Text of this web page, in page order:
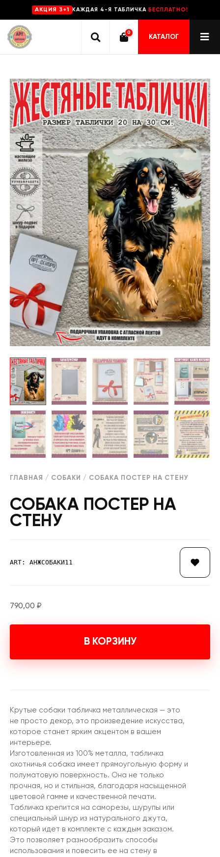
AKЦИЯ 3+1 КАЖДАЯ 4-Я ТАБЛИЧКА БЕСПЛАТНО!
0
КАТАЛОГ
ГЛАВНАЯ / СОБАКИ / СОБАКА ПОСТЕР НА СТЕНУ
СОБАКА ПОСТЕР НА
СТЕНУ
ART: АНЖСОБАКИ11
790,00 ₽
В КОРЗИНУ
Крутые собаки табличка металлическая — это
не просто декор, это произведение искусства,
которое станет ярким акцентом в вашем
интерьере.
Изготовленная из 100% металла, табличка
охотничья собака имеет прямоугольную форму и
полуматовую поверхность. Она не только
прочная, но и стильная, благодаря насыщенной
цветовой гамме и качественной печати.
Табличка крепится на саморезы, шурупы или
специальный шнур из натурального джута,
который идет в комплекте с каждым заказом.
Это позволяет разнообразить способы
использования и повесить ее на стену в